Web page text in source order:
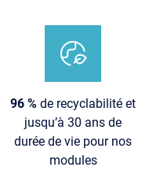
96 %de recyclabilité et
jusqu’à 30 ans de
durée de vie pour nos
modules